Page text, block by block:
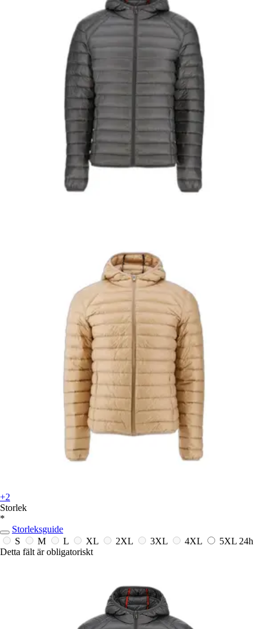
+2
Storlek
*
Storleksguide
S
M L XL 2XL 3XL 4XL 5XL 24h
Detta fält är obligatoriskt